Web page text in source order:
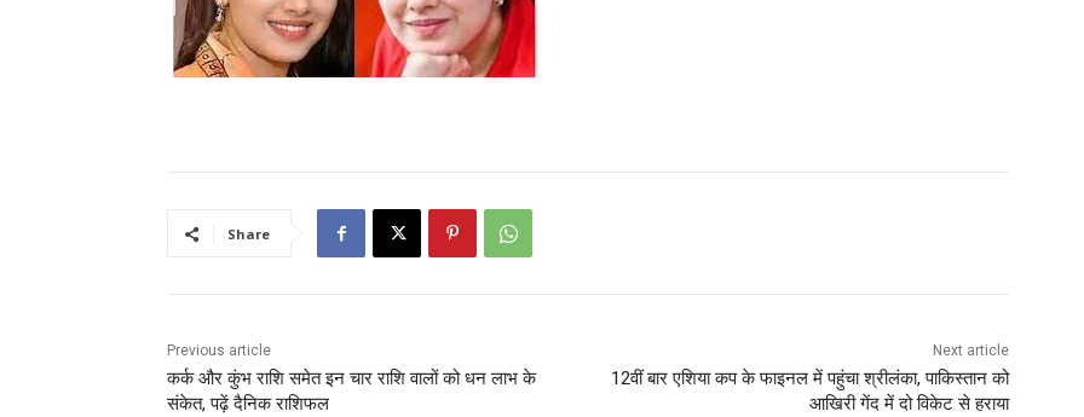
Share
Previous article
कर्क और कुंभ राशि समेत इन चार राशि वालों को धन लाभ के
संकेत, पढ़ें दैनिक राशिफल
Next article
12वीं बार एशिया कप के फाइनल में पहुंचा श्रीलंका, पाकिस्तान को
आखिरी गेंद में दो विकेट से हराया